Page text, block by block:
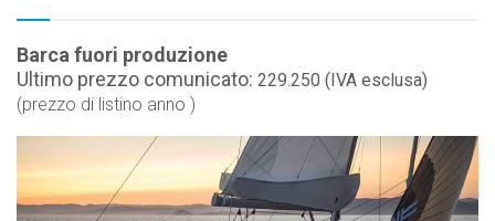
Barca fuori produzione
Ultimo prezzo comunicato: 229.250 (IVA esclusa)
(prezzo di listino anno )